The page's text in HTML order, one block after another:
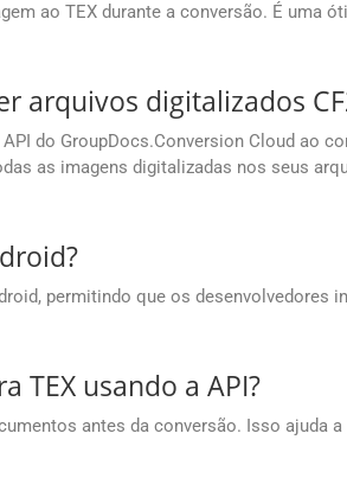
ao TEX durante a conversão. É uma
arquivos digitalizados
do GroupDocs.Conversion Cloud ao
as imagens digitalizadas nos seus
permitindo que os desenvolvedores
TEX usando a API?
antes da conversão. Isso ajuda